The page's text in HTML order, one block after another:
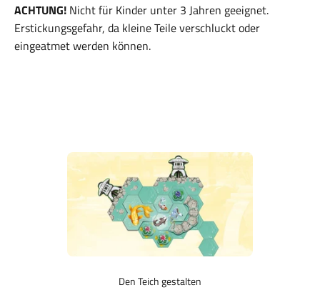
ACHTUNG! Nicht für Kinder unter 3 Jahren geeignet.
Erstickungsgefahr, da kleine Teile verschluckt oder
eingeatmet werden können.
Den Teich gestalten